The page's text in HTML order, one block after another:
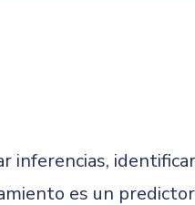
inferencias,
es un